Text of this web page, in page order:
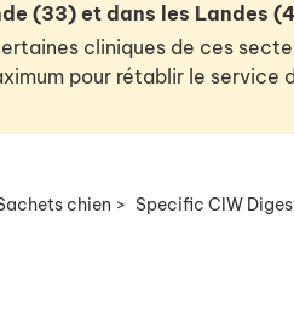
(33) et dans les Landes
cliniques de ces
pour rétablir le service
chien > Specific CIW